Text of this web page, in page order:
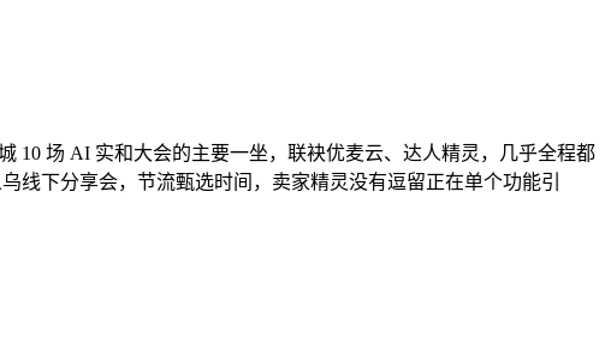
场 AI 实和大会的主要一坐，联袂优麦云、达人精灵，几乎全程都
线下分享会，节流甄选时间，卖家精灵没有逗留正在单个功能引